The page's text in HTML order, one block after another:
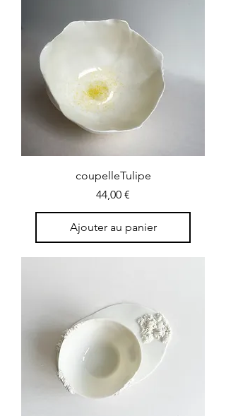
coupelleTulipe
Prix
44,00 €
Ajouter au panier